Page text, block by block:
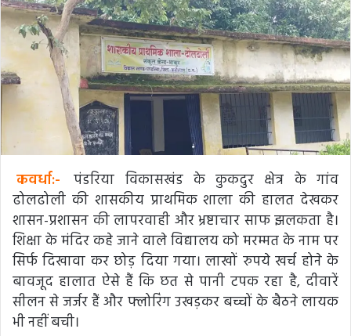
email
कवर्धा:-
पंडरिया विकासखंड के कुकदुर क्षेत्र के गांव
ढोलढोली की शासकीय प्राथमिक शाला की हालत देखकर
शासन-प्रशासन की लापरवाही और भ्रष्टाचार साफ झलकता है।
शिक्षा के मंदिर कहे जाने वाले विद्यालय को मरम्मत के नाम पर
सिर्फ दिखावा कर छोड़ दिया गया। लाखों रुपये खर्च होने के
बावजूद हालात ऐसे हैं कि छत से पानी टपक रहा है, दीवारें
सीलन से जर्जर हैं और फ्लोरिंग उखड़कर बच्चों के बैठने लायक
भी नहीं बची।